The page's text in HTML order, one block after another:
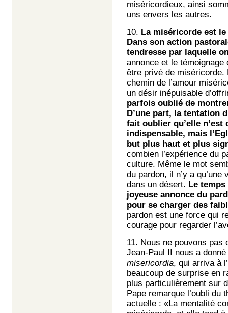
miséricordieux, ainsi
uns envers les autres.
10. La miséricorde est
Dans son action
tendresse par laquelle
annonce et le témoignage
être privé de miséricorde.
chemin de l’amour
un désir inépuisable
parfois oublié de
D’une part, la tentation
fait oublier qu’elle n’est
indispensable, mais
but plus haut et plus
combien l’expérience du
culture. Même le mot
du pardon, il n’y a
dans un désert. Le
joyeuse annonce du
pour se charger des
pardon est une force qui
courage pour regarder
11. Nous ne pouvons pas
Jean-Paul II nous a
misericordia, qui arriva à
beaucoup de surprise en
plus particulièrement sur
Pape remarque l’oubli du
actuelle : «La mentalité